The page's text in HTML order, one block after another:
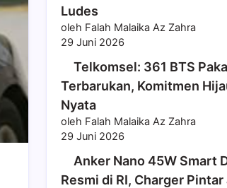
Ludes
oleh Falah Malaika Az Zahra
29 Juni 2026
Telkomsel: 361 BTS
Terbarukan, Komitmen
Nyata
oleh Falah Malaika Az Zahra
29 Juni 2026
Anker Nano 45W Smart
Resmi di RI, Charger Pintar